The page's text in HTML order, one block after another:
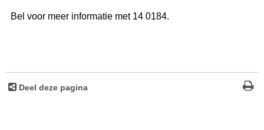
Bel voor meer informatie met 14 0184.
Deel deze pagina